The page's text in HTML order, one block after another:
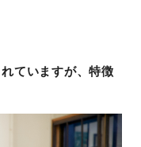
ていますが、特徴